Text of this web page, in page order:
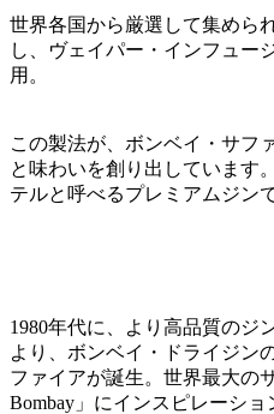
世界各国から厳選して集めら
し、ヴェイパー・インフュー
用。
この製法が、ボンベイ・サフ
と味わいを創り出しています
テルと呼べるプレミアムジンで
1980年代に、より高品質のジ
より、ボンベイ・ドライジン
ファイアが誕生。世界最大の
Bombay」にインスピレーシ